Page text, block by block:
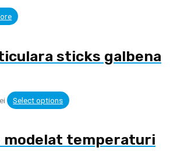
sticks galbena
Select options
modelat temperaturi